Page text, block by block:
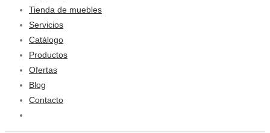
Tienda de muebles
Servicios
Catálogo
Productos
Ofertas
Blog
Contacto